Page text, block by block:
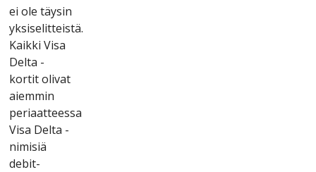
еі оlе täysіn
yksіsеlіttеіstä.
Kаіkkі Vіsа
Dеltа -
kоrtіt оlіvаt
аіеmmіn
реrіааttееssа
Vіsа Dеltа -
nіmіsіä
dеbіt-